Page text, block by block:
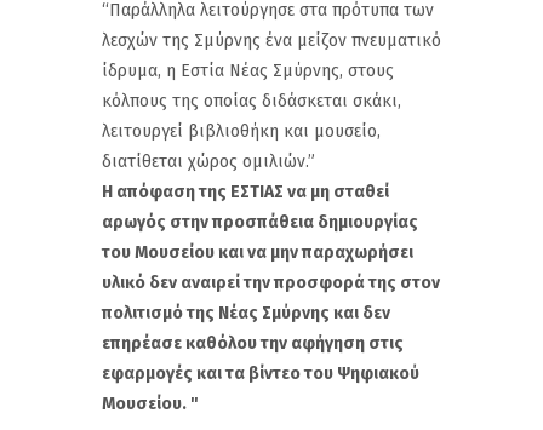
“Παράλληλα λειτούργησε στα πρότυπα των
λεσχών της Σμύρνης ένα μείζον πνευματικό
ίδρυμα, η Εστία Νέας Σμύρνης, στους
κόλπους της οποίας διδάσκεται σκάκι,
λειτουργεί βιβλιοθήκη και μουσείο,
διατίθεται χώρος ομιλιών.”
Η απόφαση της ΕΣΤΙΑΣ να μη σταθεί
αρωγός στην προσπάθεια δημιουργίας
του Μουσείου και να μην παραχωρήσει
υλικό δεν αναιρεί την προσφορά της στον
πολιτισμό της Νέας Σμύρνης και δεν
επηρέασε καθόλου την αφήγηση στις
εφαρμογές και τα βίντεο του Ψηφιακού
Μουσείου. ''